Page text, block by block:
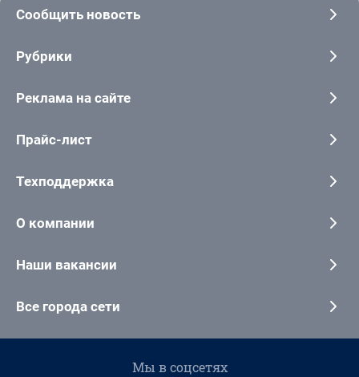
Сообщить новость
Рубрики
Реклама на сайте
Прайс-лист
Техподдержка
О компании
Наши вакансии
Все города сети
Мы в соцсетях